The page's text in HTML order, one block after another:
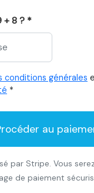
+ 8 ? *
conditions générales
*
au
par Stripe. Vous
de paiement